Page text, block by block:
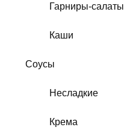
Гарниры-салаты
Каши
Соусы
Несладкие
Крема